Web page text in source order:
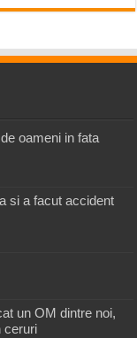
oameni in fata
si a facut accident
un OM dintre noi,
ceruri